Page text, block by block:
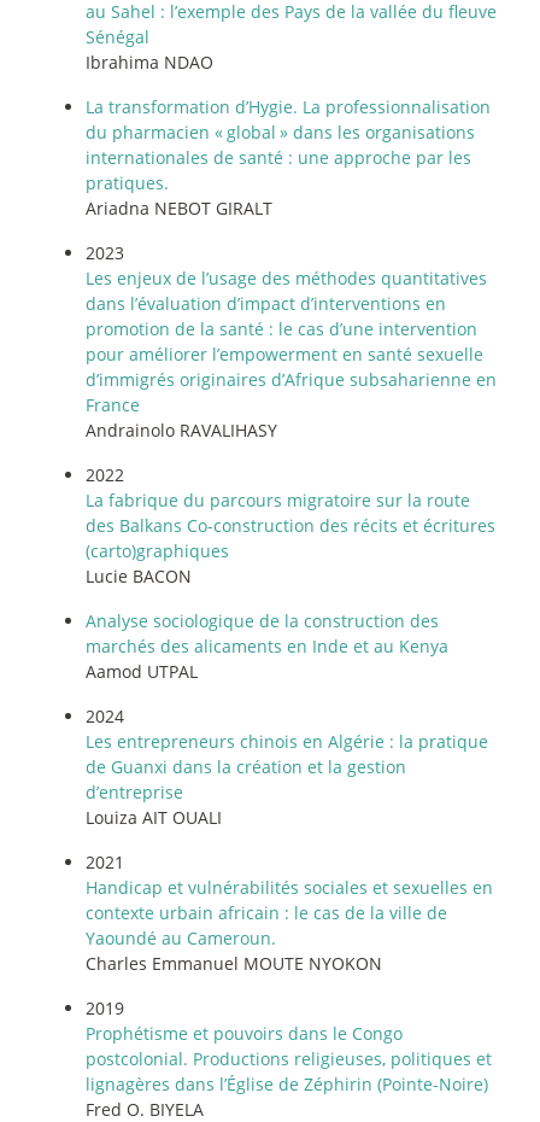
au Sahel : l’exemple des Pays de la vallée du fleuve
Sénégal
Ibrahima NDAO
La transformation d’Hygie. La professionnalisation
du pharmacien «global » dans les organisations
internationales de santé : une approche par les
pratiques.
Ariadna NEBOT GIRALT
2023
Les enjeux de l’usage des méthodes quantitatives
dans l’évaluation d’impact d’interventions en
promotion de la santé : le cas d’une intervention
pour améliorer l’empowerment en santé sexuelle
d’immigrés originaires d’Afrique subsaharienne en
France
Andrainolo RAVALIHASY
2022
La fabrique du parcours migratoire sur la route
des Balkans Co-construction des récits et écritures
(carto)graphiques
Lucie BACON
Analyse sociologique de la construction des
marchés des alicaments en Inde et au Kenya
Aamod UTPAL
2024
Les entrepreneurs chinois en Algérie : la pratique
de Guanxi dans la création et la gestion
d’entreprise
Louiza AIT OUALI
2021
Handicap et vulnérabilités sociales et sexuelles en
contexte urbain africain : le cas de la ville de
Yaoundé au Cameroun.
Charles Emmanuel MOUTE NYOKON
2019
Prophétisme et pouvoirs dans le Congo
postcolonial. Productions religieuses, politiques et
lignagères dans l’Église de Zéphirin (Pointe-Noire)
Fred O. BIYELA